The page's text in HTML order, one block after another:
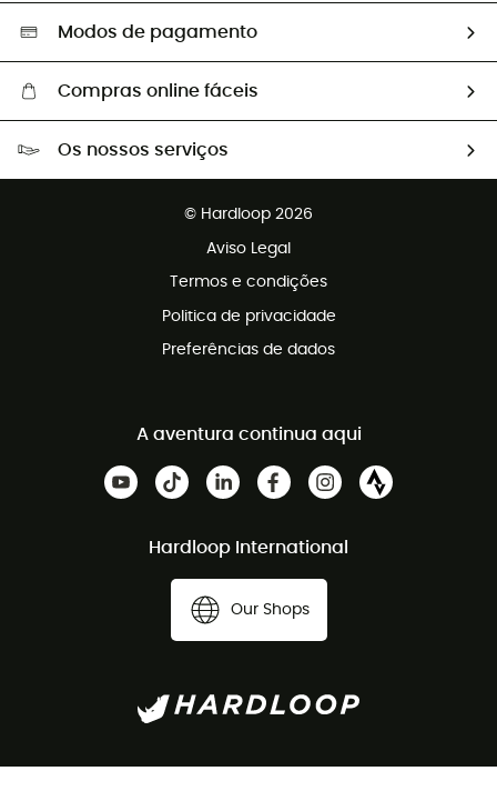
Seleção eco-responsável
Modos de pagamento
Compras online fáceis
Devoluções gratuitas em 100 dias
Os nossos serviços
© Hardloop 2026
Aviso Legal
Termos e condições
Politica de privacidade
Preferências de dados
A aventura continua aqui
Hardloop International
Our Shops